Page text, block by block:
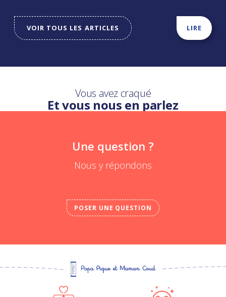
VOIR TOUS LES ARTICLES LIRE
Vous avez craqué
Et vous nous en parlez
Une question ?
Nous y répondons
POSER UNE QUESTION